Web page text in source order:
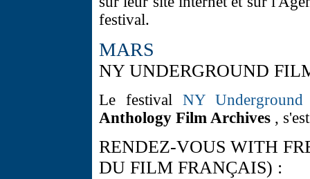
festival.
MARS
NY UNDERGROUND
Le festival NY
Anthology Film Archives ,
RENDEZ-VOUS WITH
DU FILM FRANÇAIS) :